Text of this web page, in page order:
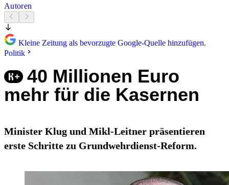
Autoren
Kleine Zeitung als bevorzugte Google-Quelle hinzufügen.
Politik
40 Millionen Euro
mehr für die Kasernen
Minister Klug und Mikl-Leitner präsentieren
erste Schritte zu Grundwehrdienst-Reform.